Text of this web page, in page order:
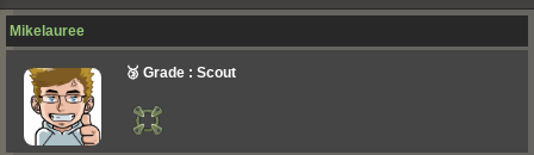
Mikelauree
🥉 Grade : Scout